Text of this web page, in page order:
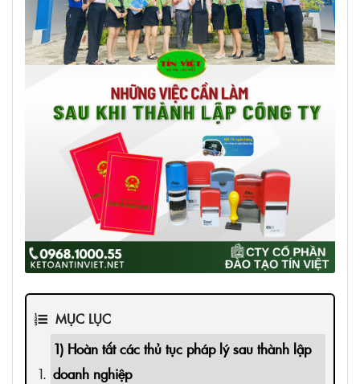
MỤC LỤC
1) Hoàn tất các thủ tục pháp lý sau thành lập
doanh nghiệp